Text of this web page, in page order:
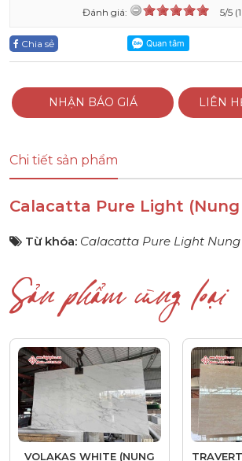
Đánh giá: 5/5
Chia sẻ
NHẬN BÁO GIÁ LIÊN
Chi tiết sản phẩm
Calacatta Pure Light
Từ khóa: Calacatta Pure Light
Sản phẩm cùng loại
VOLAKAS WHITE (NUNG